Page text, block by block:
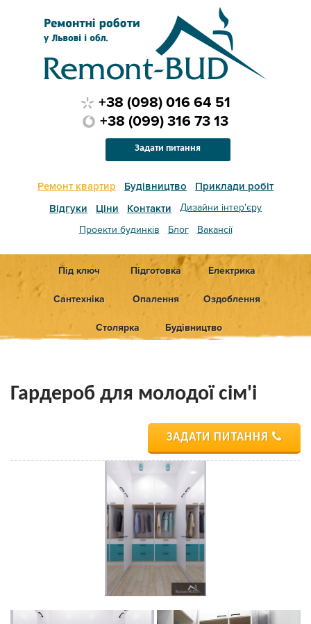
Ремонт квартир Будівництво
Приклади робіт
Відгуки
Ціни Контакти
Дизайни інтер'єру
Проекти будинків
Блог Вакансії
+38 (098) 016 64 51
+38 (099) 316 73 13
Задати питання
Під ключ Підготовка Електрика
Сантехніка Опалення Оздоблення
Столярка Будівництво
Гардероб для молодої сім'і
ЗАДАТИ ПИТАННЯ